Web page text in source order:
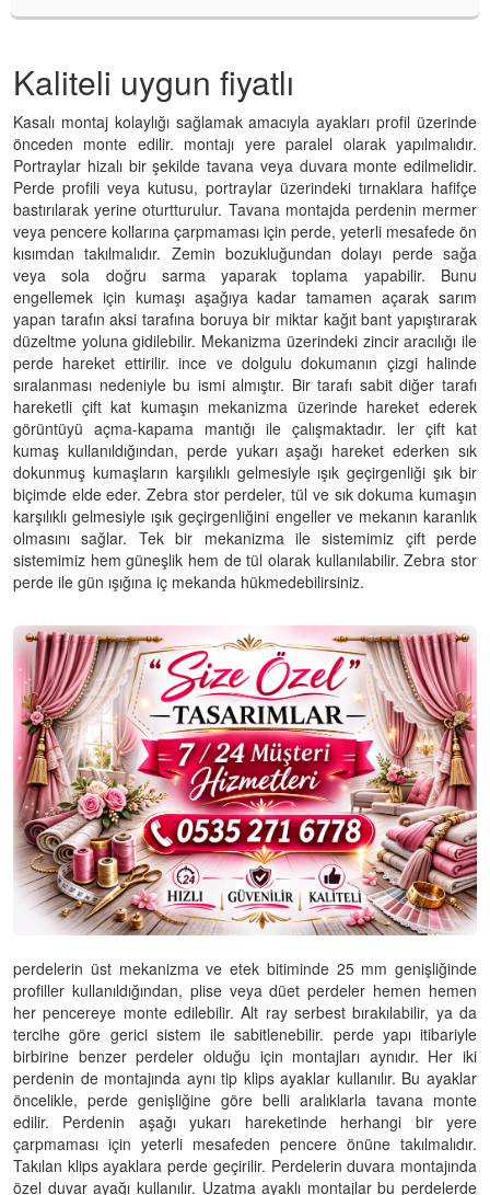
Kaliteli uygun fiyatlı
Kasalı montaj kolaylığı sağlamak amacıyla ayakları profil üzerinde
önceden monte edilir. montajı yere paralel olarak yapılmalıdır.
Portraylar hizalı bir şekilde tavana veya duvara monte edilmelidir.
Perde profili veya kutusu, portraylar üzerindeki tırnaklara hafifçe
bastırılarak yerine oturtturulur. Tavana montajda perdenin mermer
veya pencere kollarına çarpmaması için perde, yeterli mesafede ön
kısımdan takılmalıdır. Zemin bozukluğundan dolayı perde sağa
veya sola doğru sarma yaparak toplama yapabilir. Bunu
engellemek için kumaşı aşağıya kadar tamamen açarak sarım
yapan tarafın aksi tarafına boruya bir miktar kağıt bant yapıştırarak
düzeltme yoluna gidilebilir. Mekanizma üzerindeki zincir aracılığı ile
perde hareket ettirilir. ince ve dolgulu dokumanın çizgi halinde
sıralanması nedeniyle bu ismi almıştır. Bir tarafı sabit diğer tarafı
hareketli çift kat kumaşın mekanizma üzerinde hareket ederek
görüntüyü açma-kapama mantığı ile çalışmaktadır. ler çift kat
kumaş kullanıldığından, perde yukarı aşağı hareket ederken sık
dokunmuş kumaşların karşılıklı gelmesiyle ışık geçirgenliği şık bir
biçimde elde eder. Zebra stor perdeler, tül ve sık dokuma kumaşın
karşılıklı gelmesiyle ışık geçirgenliğini engeller ve mekanın karanlık
olmasını sağlar. Tek bir mekanizma ile sistemimiz çift perde
sistemimiz hem güneşlik hem de tül olarak kullanılabilir. Zebra stor
perde ile gün ışığına iç mekanda hükmedebilirsiniz.
perdelerin üst mekanizma ve etek bitiminde 25 mm genişliğinde
profiller kullanıldığından, plise veya düet perdeler hemen hemen
her pencereye monte edilebilir. Alt ray serbest bırakılabilir, ya da
tercihe göre gerici sistem ile sabitlenebilir. perde yapı itibariyle
birbirine benzer perdeler olduğu için montajları aynıdır. Her iki
perdenin de montajında aynı tip klips ayaklar kullanılır. Bu ayaklar
öncelikle, perde genişliğine göre belli aralıklarla tavana monte
edilir. Perdenin aşağı yukarı hareketinde herhangi bir yere
çarpmaması için yeterli mesafeden pencere önüne takılmalıdır.
Takılan klips ayaklara perde geçirilir. Perdelerin duvara montajında
özel duvar ayağı kullanılır. Uzatma ayaklı montajlar bu perdelerde